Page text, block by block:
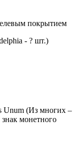
покрытием
- ? шт.)
Unum (Из многих –
монетного